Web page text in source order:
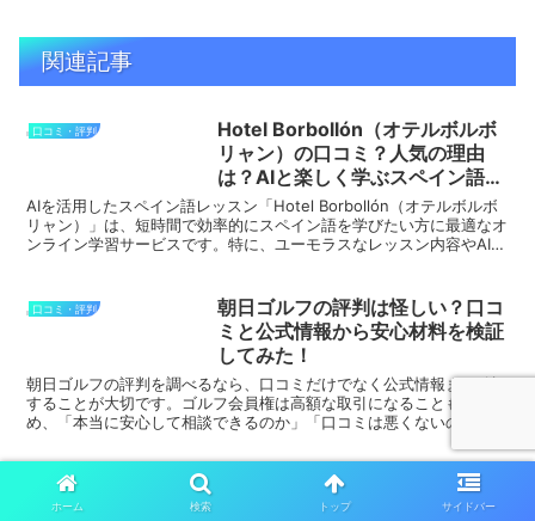
関連記事
口コミ・評判
Hotel Borbollón（オテルボルボ
リャン）の口コミ？人気の理由
は？AIと楽しく学ぶスペイン語体
験！
AIを活用したスペイン語レッスン「Hotel Borbollón（オテルボルボ
リャン）」は、短時間で効率的にスペイン語を学びたい方に最適なオ
ンライン学習サービスです。特に、ユーモラスなレッスン内容やAIに
口コミ・評判
朝日ゴルフの評判は怪しい？口コ
ミと公式情報から安心材料を検証
してみた！
朝日ゴルフの評判を調べるなら、口コミだけでなく公式情報まで確認
することが大切です。ゴルフ会員権は高額な取引になることもあるた
め、「本当に安心して相談できるのか」「口コミは悪くないのか」と
口コミ・評判
ベットエージェントの口コミや評
判をまとめ！ 獣医師転職の実情
ホーム 検索 トップ サイドバー